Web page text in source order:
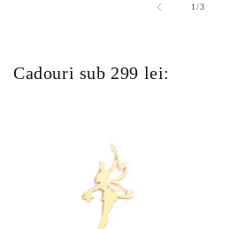
1/din
3
Cadouri sub 299 lei: